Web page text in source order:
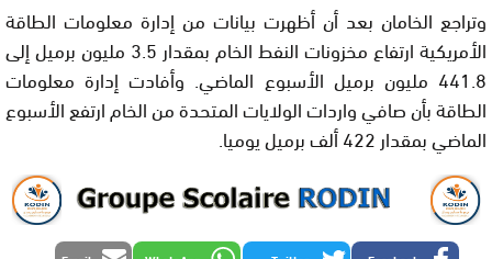
وتراجع الخامان بعد أن أظهرت بيانات من إدارة معلومات الطاقة
الأمريكية ارتفاع مخزونات النفط الخام بمقدار 3.5 مليون برميل إلى
441.8 مليون برميل الأسبوع الماضي. وأفادت إدارة معلومات
الطاقة بأن صافي واردات الولايات المتحدة من الخام ارتفع الأسبوع
الماضي بمقدار 422 ألف برميل يوميا.